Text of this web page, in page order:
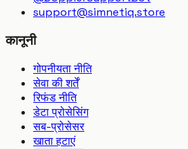
support@simnetiq.store
कानूनी
गोपनीयता नीति
सेवा की शर्तें
रिफंड नीति
डेटा प्रोसेसिंग
सब-प्रोसेसर
खाता हटाएं